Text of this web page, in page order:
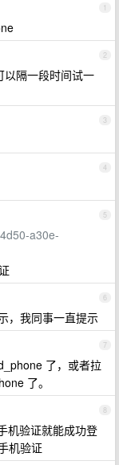
1
2
以隔一段时间试一
3
4
5
a30e-
6
，我同事一直提示
7
了，或者拉
了。
8
机验证就能成功登
机验证